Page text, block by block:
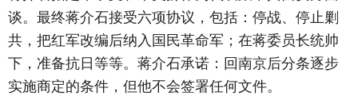
谈。最终蒋介石接受六项协议，包括：停战、停止剿
共，把红军改编后纳入国民革命军；在蒋委员长统帅
下，准备抗日等等。蒋介石承诺：回南京后分条逐步
实施商定的条件，但他不会签署任何文件。